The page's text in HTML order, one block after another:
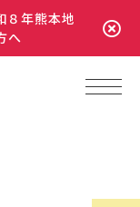
８年熊本地
へ